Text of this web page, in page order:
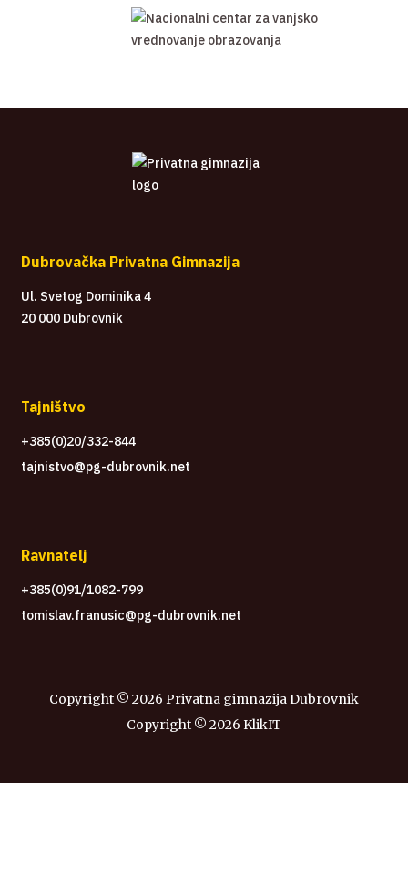
Dubrovačka Privatna Gimnazija
Ul. Svetog Dominika 4
20 000 Dubrovnik
Tajništvo
+385(0)20/332-844
tajnistvo@pg-dubrovnik.net
Ravnatelj
+385(0)91/1082-799
tomislav.franusic@pg-dubrovnik.net
Copyright © 2026 Privatna gimnazija Dubrovnik
Copyright © 2026 KlikIT